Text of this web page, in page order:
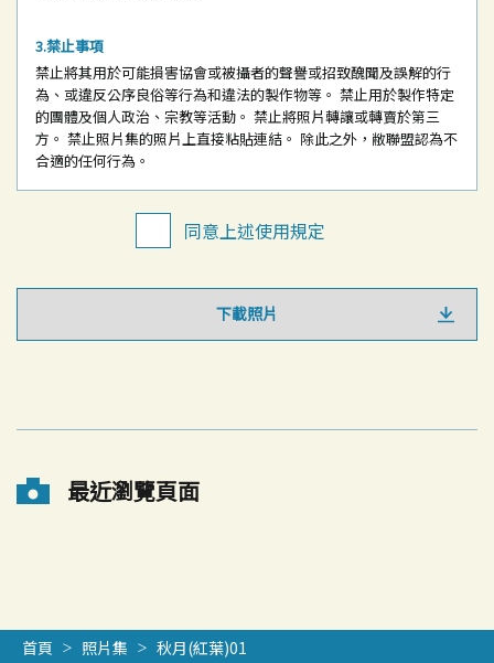
禁止事項
禁止將其用於可能損害協會或被攝者的聲譽或招致醜聞及誤解的行
為、或違反公序良俗等行為和違法的製作物等。 禁止用於製作特定
的團體及個人政治、宗教等活動。 禁止將照片轉讓或轉賣於第三
方。 禁止照片集的照片上直接粘貼連結。 除此之外，敝聯盟認為不
合適的任何行為。
同意上述使用規定
下載照片
最近瀏覽頁面
首頁 照片集 秋月(紅葉)01